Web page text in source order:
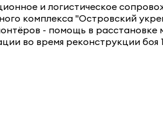
и логистическое
комплекса "Островский
- помощь в расстановке
во время реконструкции боя